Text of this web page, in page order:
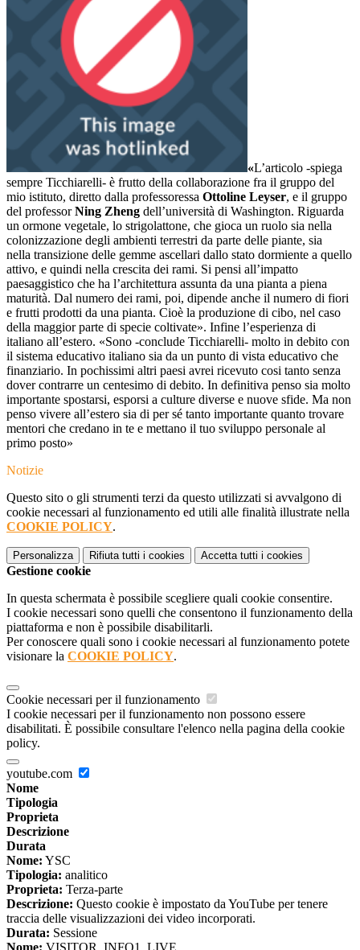
«L’articolo -spiega
sempre Ticchiarelli- è frutto della collaborazione fra il gruppo del
mio istituto, diretto dalla professoressa Ottoline Leyser, e il gruppo
del professorNing Zheng dell’università di Washington. Riguarda
un ormone vegetale, lo strigolattone, che gioca un ruolo sia nella
colonizzazione degli ambienti terrestri da parte delle piante, sia
nella transizione delle gemme ascellari dallo stato dormiente a quello
attivo, e quindi nella crescita dei rami. Si pensi all’impatto
paesaggistico che ha l’architettura assunta da una pianta a piena
maturità. Dal numero dei rami, poi, dipende anche il numero di fiori
e frutti prodotti da una pianta. Cioè la produzione di cibo, nel caso
della maggior parte di specie coltivate». Infine l’esperienza di
italiano all’estero. «Sono -conclude Ticchiarelli- molto in debito con
il sistema educativo italiano sia da un punto di vista educativo che
finanziario. In pochissimi altri paesi avrei ricevuto cosi tanto senza
dover contrarre un centesimo di debito. In definitiva penso sia molto
importante spostarsi, esporsi a culture diverse e nuove sfide. Ma non
penso vivere all’estero sia di per sé tanto importante quanto trovare
mentori che credano in te e mettano il tuo sviluppo personale al
primo posto»
Notizie
Questo sito o gli strumenti terzi da questo utilizzati si avvalgono di
cookie necessari al funzionamento ed utili alle finalità illustrate nella
COOKIE POLICY.
Personalizza Rifiuta tutti i cookies Accetta tutti i cookies
Gestione cookie
In questa schermata è possibile scegliere quali cookie consentire.
I cookie necessari sono quelli che consentono il funzionamento della
piattaforma e non è possibile disabilitarli.
Per conoscere quali sono i cookie necessari al funzionamento potete
visionare la COOKIE POLICY.
Cookie necessari per il funzionamento
I cookie necessari per il funzionamento non possono essere
disabilitati. È possibile consultare l'elenco nella pagina della cookie
policy.
youtube.com
Nome
Tipologia
Proprieta
Descrizione
Durata
Nome: YSC
Tipologia: analitico
Proprieta: Terza-parte
Descrizione: Questo cookie è impostato da YouTube per tenere
traccia delle visualizzazioni dei video incorporati.
Durata: Sessione
Nome: VISITOR_INFO1_LIVE